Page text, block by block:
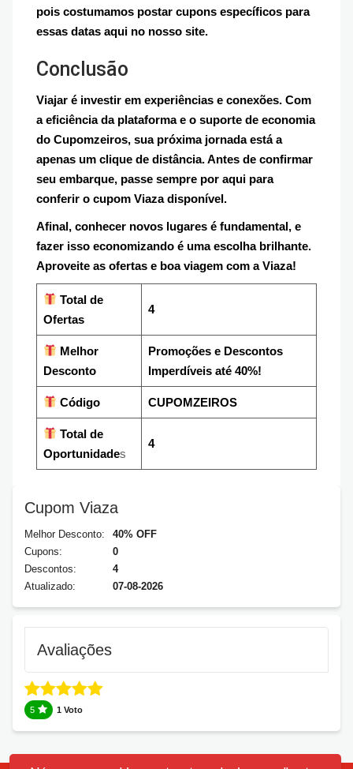
pois costumamos postar cupons específicos para
essas datas aqui no nosso site.
Conclusão
Viajar é investir em experiências e conexões. Com
a eficiência da plataforma e o suporte de economia
do Cupomzeiros, sua próxima jornada está a
apenas um clique de distância. Antes de confirmar
seu embarque, passe sempre por aqui para
conferir o cupom Viaza disponível.
Afinal, conhecer novos lugares é fundamental, e
fazer isso economizando é uma escolha brilhante.
Aproveite as ofertas e boa viagem com a Viaza!
Total de
Ofertas
4
Melhor
Desconto
Promoções e Descontos
Imperdíveis até 40%!
Código CUPOMZEIROS
Total de
Oportunidades
4
Cupom Viaza
Melhor Desconto:
40% OFF
Cupons:
0
Descontos:
4
Atualizado:
07-08-2026
Avaliações
5 1 Voto